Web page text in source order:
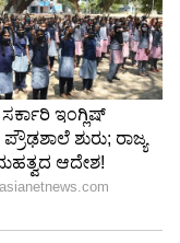
ಮಾಡಿ ಸೆರೆ
ಒಂದೇ ಫೋನ್‌
ಕ್ಲಿಕ್
ಸ್ಮಾರ್ಟ್‌ಫೋನ್‌ಗಳು